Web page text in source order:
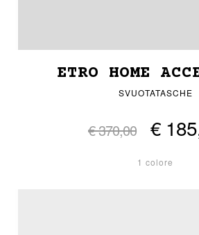
ETRO HOME
SVUOTATASCHE
€ 370,00 €
1 colore